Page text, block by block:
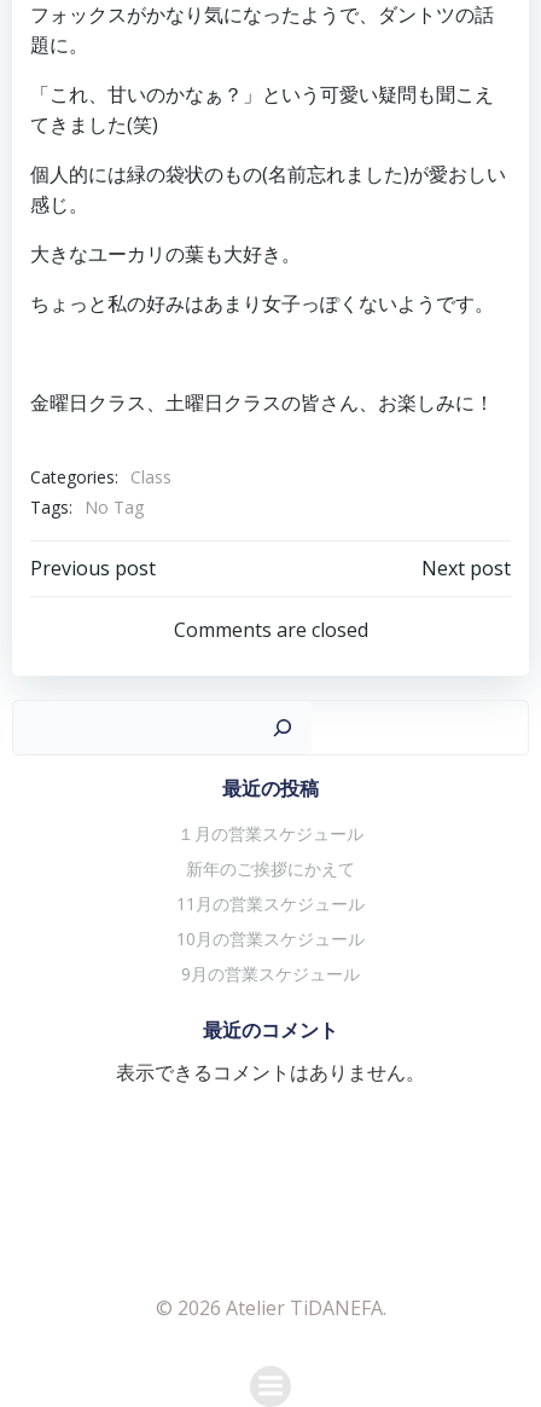
フォックスがかなり気になったようで、ダントツの話
題に。
「これ、甘いのかなぁ？」という可愛い疑問も聞こえ
てきました(笑)
個人的には緑の袋状のもの(名前忘れました)が愛おしい
感じ。
大きなユーカリの葉も大好き。
ちょっと私の好みはあまり女子っぽくないようです。
金曜日クラス、土曜日クラスの皆さん、お楽しみに！
Categories:
Class
Tags:
No Tag
投
ビ
Previous post
ナ
ビ
ゲ
シ
ョ
ン
Next post
Comments are closed
最近の投稿
１月の営業スケジュール
新年のご挨拶にかえて
11月の営業スケジュール
10月の営業スケジュール
9月の営業スケジュール
最近のコメント
表示できるコメントはありません。
© 2026 Atelier TiDANEFA.